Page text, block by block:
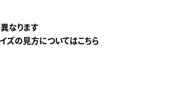
なります
ズの見方についてはこちら